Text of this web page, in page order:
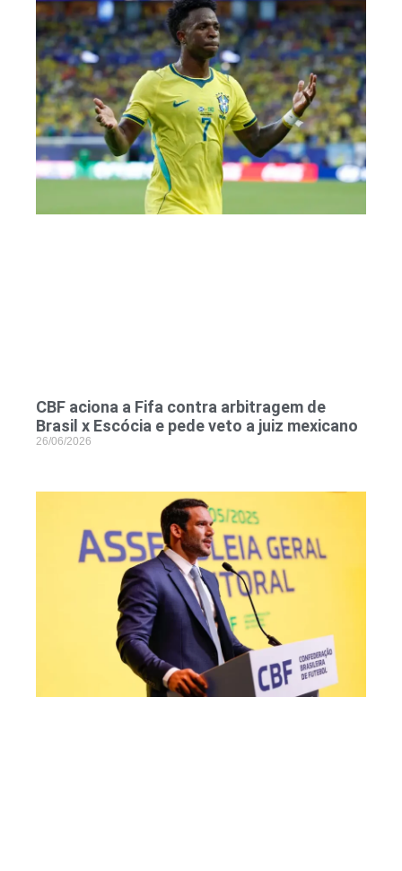
CBF aciona a Fifa contra arbitragem de
Brasil x Escócia e pede veto a juiz mexicano
26/06/2026